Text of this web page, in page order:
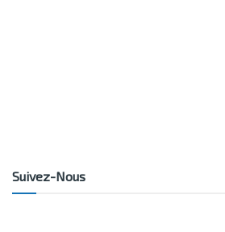
Suivez-Nous